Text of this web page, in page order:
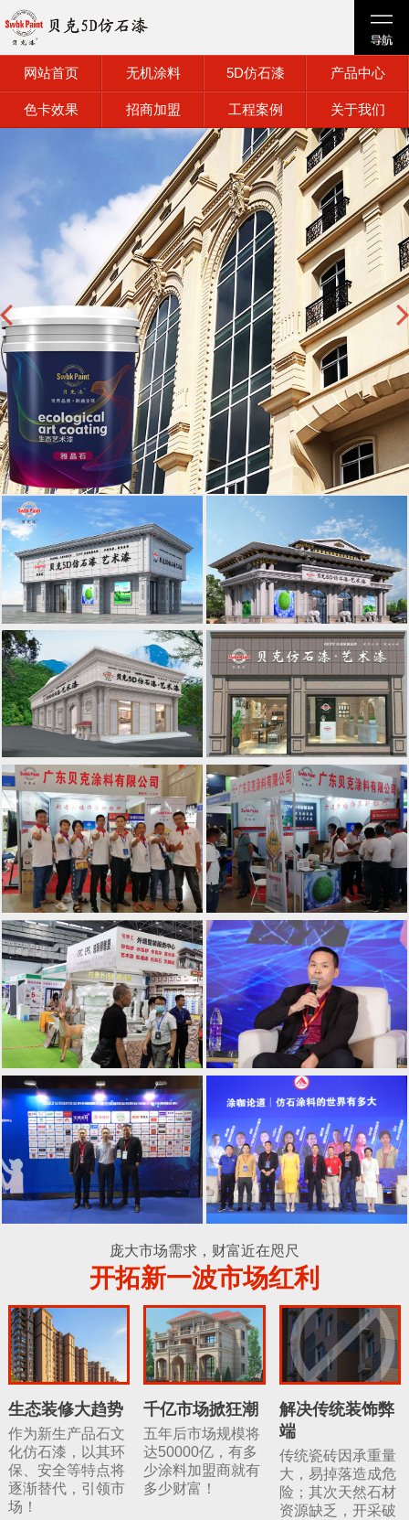
网站首页 无机涂料 5D仿石漆 产品中心
色卡效果 招商加盟 工程案例 关于我们
庞大市场需求，财富近在咫尺
开拓新一波市场红利
生态装修大趋势
作为新生产品石文
化仿石漆，以其环
保、安全等特点将
逐渐替代，引领市
场！
千亿市场掀狂潮
五年后市场规模将
达50000亿，有多
少涂料加盟商就有
多少财富！
解决传统装饰弊
端
传统瓷砖因承重量
大，易掉落造成危
险；其次天然石材
资源缺乏，开采破